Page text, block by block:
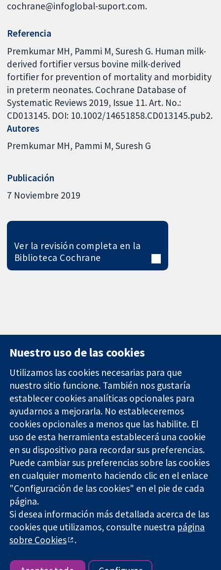
cochrane@infoglobal-suport.com.
Referencia
Premkumar MH, Pammi M, Suresh G. Human milk-
derived fortifier versus bovine milk-derived
fortifier for prevention of mortality and morbidity
in preterm neonates. Cochrane Database of
Systematic Reviews 2019, Issue 11. Art. No.:
CD013145. DOI: 10.1002/14651858.CD013145.pub2.
Autores
Premkumar MH Pammi M Suresh G
Publicación
7 Noviembre 2019
Ver la revisión completa en la
Biblioteca Cochrane
Evidencia fiable.
Decisiones
informadas.
Mejor salud.
11-13 Cavendish
Square
Londres
W1G 0AN
Reino Unido
Contacto
Noticias
Prensa
Sobre
nosotros
Empleo
Cochrane
Library
The Cochrane Collaboration is a charity (no. 1045921) and a
company limited by guarantee (no. 03044323) registered in
England & Wales. VAT registration number GB 718 2127 49.
Copyright © 2026 The Cochrane Collaboration
Términos y condiciones del sitio web|Responsabilidades
Nuestro uso de las cookies
Utilizamos las cookies necesarias para que
nuestro sitio funcione. También nos gustaría
establecer cookies analíticas opcionales para
ayudarnos a mejorarla. No estableceremos
cookies opcionales a menos que las habilite. El
uso de esta herramienta establecerá una cookie
en su dispositivo para recordar sus preferencias.
Puede cambiar sus preferencias sobre las cookies
en cualquier momento haciendo clic en el enlace
"Configuración de las cookies" en el pie de cada
página.
Si desea información más detallada acerca de las
cookies que utilizamos, consulte nuestra página
sobre Cookies
.